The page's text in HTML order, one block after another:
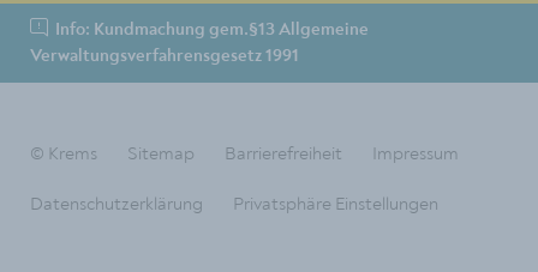
Info: Kundmachung gem.§13 Allgemeine
Verwaltungsverfahrensgesetz 1991
© Krems Sitemap Barrierefreiheit Impressum
Datenschutzerklärung Privatsphäre Einstellungen